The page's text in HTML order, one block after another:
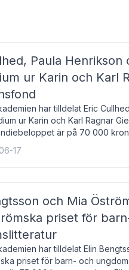
Paula Henrikson
ur Karin och Karl
har tilldelat Eric
ur Karin och Karl Ragnar
är på 70 000
professor i grekis
17
och Mia
priset för
har tilldelat Elin
priset för barn- och